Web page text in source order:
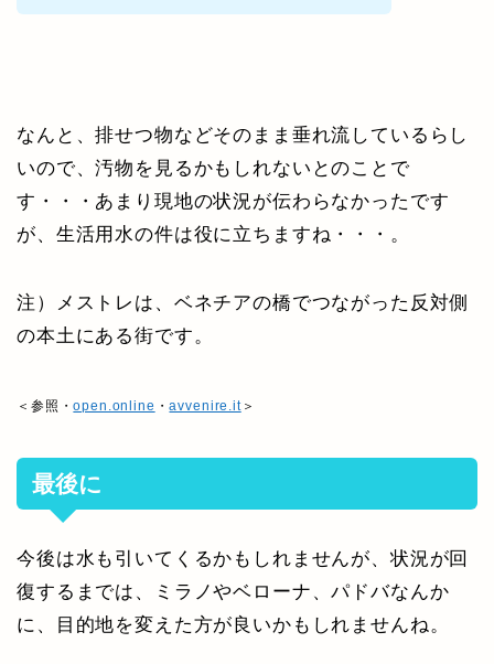
なんと、排せつ物などそのまま垂れ流しているらし
いので、汚物を見るかもしれないとのことで
す・・・あまり現地の状況が伝わらなかったです
が、生活用水の件は役に立ちますね・・・。
注）メストレは、ベネチアの橋でつながった反対側
の本土にある街です。
＜参照・open.online ・avvenire.it＞
最後に
今後は水も引いてくるかもしれませんが、状況が回
復するまでは、ミラノやベローナ、パドバなんか
に、目的地を変えた方が良いかもしれませんね。